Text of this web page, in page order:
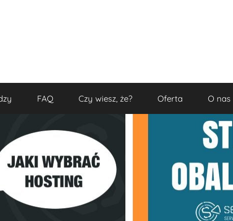
FAQ Czy wiesz, że? Oferta O nas